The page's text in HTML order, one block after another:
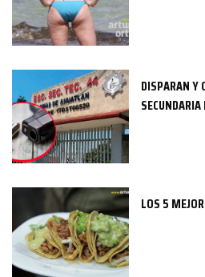
DISPARAN Y
LOS 5